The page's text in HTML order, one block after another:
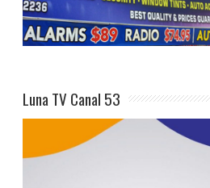
Luna TV Canal 53